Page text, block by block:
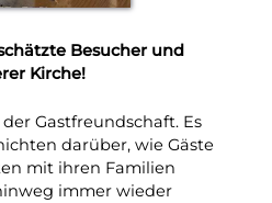
Besucher und
Kirche!
Gastfreundschaft. Es
darüber, wie Gäste
mit ihren Familien
immer wieder